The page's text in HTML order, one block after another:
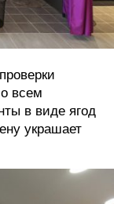
всем
в виде ягод
украшает